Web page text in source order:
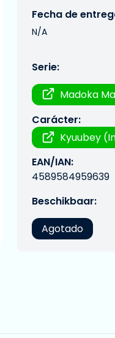
Fecha de
N/A
Serie:
Madoka
Carácter:
Kyuubey
EAN/IAN:
4589584959639
Beschikbaar:
Agotado